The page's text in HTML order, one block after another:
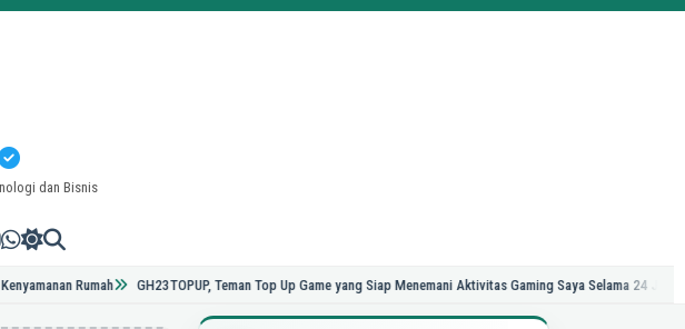
dan Bisnis
Rumah GH23TOPUP, Teman Top Up Game yang Siap Menemani Aktivitas Gaming Saya Selama 24 Jam Ragam